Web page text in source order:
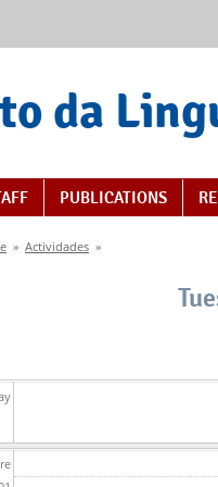
da
PUBLICATIONS
are here
» Actividades »